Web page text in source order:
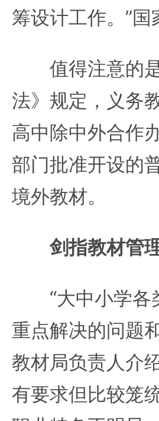
筹设计工作。”
值得注意的是
法》规定，义务
高中除中外合作
部门批准开设的
境外教材。
剑指教材管
“大中小学各
重点解决的问题
教材局负责人介
有要求但比较笼